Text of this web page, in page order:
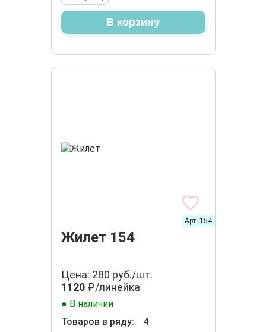
В корзину
Жилет 154
Арт. 154
Цена: 280 руб./шт.
1120₽/линейка
● В наличии
Товаров в ряду:
4